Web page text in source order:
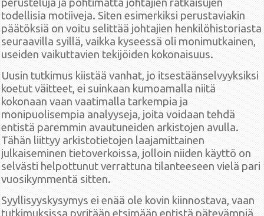
perusteluja ja pohtimatta johtajien ratkaisujen
todellisia motiiveja. Siten esimerkiksi perustaviakin
päätöksiä on voitu selittää johtajien henkilöhistoriasta
seuraavilla syillä, vaikka kyseessä oli monimutkainen,
useiden vaikuttavien tekijöiden kokonaisuus.
Uusin tutkimus kiistää vanhat, jo itsestäänselvyyksiksi
koetut väitteet, ei suinkaan kumoamalla niitä
kokonaan vaan vaatimalla tarkempia ja
monipuolisempia analyyseja, joita voidaan tehdä
entistä paremmin avautuneiden arkistojen avulla.
Tähän liittyy arkistotietojen laajamittainen
julkaiseminen tietoverkoissa, jolloin niiden käyttö on
selvästi helpottunut verrattuna tilanteeseen vielä pari
vuosikymmentä sitten.
Syyllisyyskysymys ei enää ole kovin kiinnostava, vaan
tutkimuksissa pyritään etsimään entistä pätevämpiä